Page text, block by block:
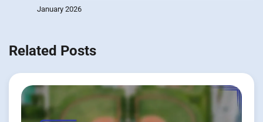
January 2026
Related Posts